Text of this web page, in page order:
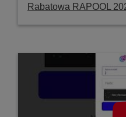
Rabatowa RAPOOL